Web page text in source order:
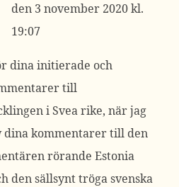
3 november 2020 kl.
19:07
dina initierade och
till
i Svea rike, när jag
dina kommentarer till den
rörande Estonia
den sällsynt tröga svenska